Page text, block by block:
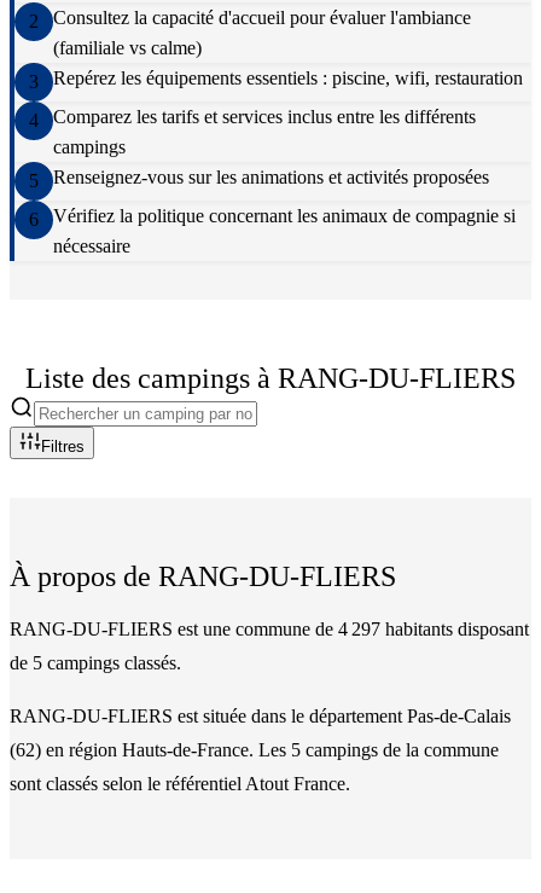
2
Consultez la capacité d'accueil pour évaluer l'ambiance
(familiale vs calme)
3
Repérez les équipements essentiels : piscine, wifi, restauration
4
Comparez les tarifs et services inclus entre les différents
campings
5
Renseignez-vous sur les animations et activités proposées
6
Vérifiez la politique concernant les animaux de compagnie si
nécessaire
Liste des campings à RANG-DU-FLIERS
Filtres
À propos de RANG-DU-FLIERS
RANG-DU-FLIERS est une commune de 4 297 habitants disposant
de 5 campings classés.
RANG-DU-FLIERS est située dans le département Pas-de-Calais
(62) en région Hauts-de-France. Les 5 campings de la commune
sont classés selon le référentiel Atout France.